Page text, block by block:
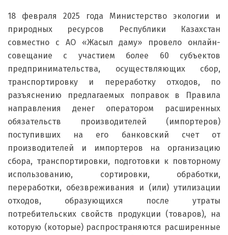
18 февраля 2025 года Министерство экологии и
природных ресурсов Республики Казахстан
совместно с АО «Жасыл даму» провело онлайн-
совещание с участием более 60 субъектов
предпринимательства, осуществляющих сбор,
транспортировку и переработку отходов, по
разъяснению предлагаемых поправок в Правила
направления денег оператором расширенных
обязательств производителей (импортеров)
поступивших на его банковский счет от
производителей и импортеров на организацию
сбора, транспортировки, подготовки к повторному
использованию, сортировки, обработки,
переработки, обезвреживания и (или) утилизации
отходов, образующихся после утраты
потребительских свойств продукции (товаров), на
которую (которые) распространяются расширенные